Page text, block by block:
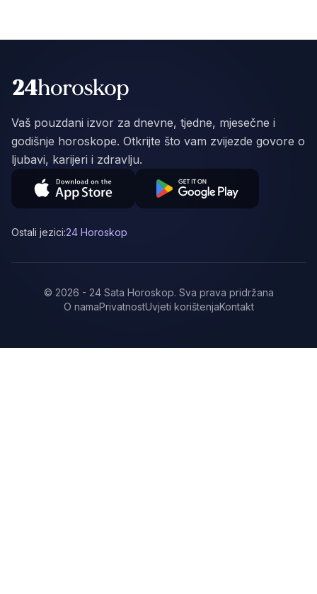
Vaš pouzdani izvor za dnevne, tjedne, mjesečne i
godišnje horoskope. Otkrijte što vam zvijezde govore o
ljubavi, karijeri i zdravlju.
Ostali jezici:24 Horoskop
© 2026 - 24 Sata Horoskop. Sva prava pridržana
O namaPrivatnostUvjeti korištenjaKontakt